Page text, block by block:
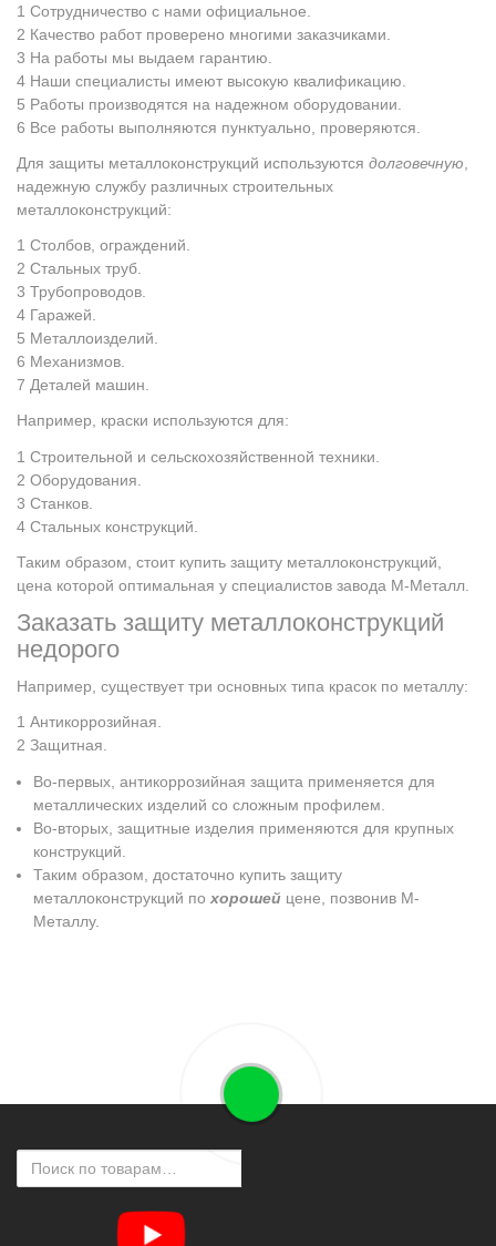
Сотрудничество с нами официальное.
Качество работ проверено многими заказчиками.
На работы мы выдаем гарантию.
Наши специалисты имеют высокую квалификацию.
Работы производятся на надежном оборудовании.
Все работы выполняются пунктуально, проверяются.
Для защиты металлоконструкций используются долговечную
надежную службу различных строительных
металлоконструкций:
Столбов, ограждений.
Стальных труб.
Трубопроводов.
Гаражей.
Металлоизделий.
Механизмов.
Деталей машин.
Например, краски используются для:
Строительной и сельскохозяйственной техники.
Оборудования.
Станков.
Стальных конструкций.
Таким образом, стоит купить защиту металлоконструкций,
цена которой оптимальная у специалистов завода М-Металл.
Заказать защиту металлоконструкций
недорого
Например, существует три основных типа красок по металлу:
Антикоррозийная.
Защитная.
Во-первых, антикоррозийная защита применяется для
металлических изделий со сложным профилем.
Во-вторых, защитные изделия применяются для крупных
конструкций.
Таким образом, достаточно купить защиту
металлоконструкций похорошей цене, позвонив М-
Металлу.